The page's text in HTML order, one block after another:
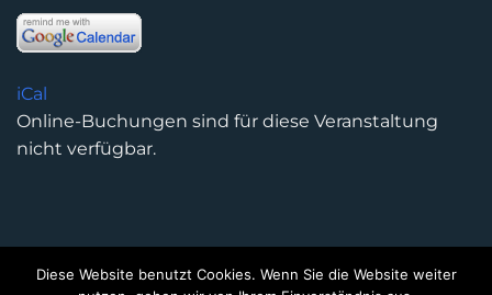
iCal
Online-Buchungen sind für diese Veranstaltung
nicht verfügbar.
DATENSCHUTZERKLÄRUNG IMPRESSUM KONTAKT
Diese Website benutzt Cookies. Wenn Sie die Website weiter